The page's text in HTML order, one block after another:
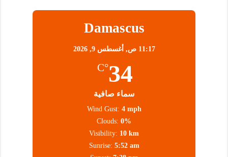
Damascus
11:17 ص, أغسطس 9, 2026
34
°C
سماء صافية
Wind Gust: 4 mph
Clouds: 0%
Visibility: 10 km
Sunrise: 5:52 am